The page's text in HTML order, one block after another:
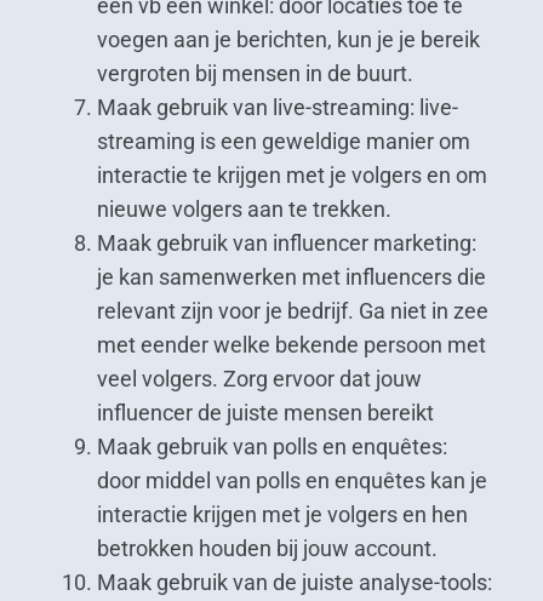
een vb een winkel: door locaties toe te
voegen aan je berichten, kun je je bereik
vergroten bij mensen in de buurt.
Maak gebruik van live-streaming: live-
streaming is een geweldige manier om
interactie te krijgen met je volgers en om
nieuwe volgers aan te trekken.
Maak gebruik van influencer marketing:
je kan samenwerken met influencers die
relevant zijn voor je bedrijf. Ga niet in zee
met eender welke bekende persoon met
veel volgers. Zorg ervoor dat jouw
influencer de juiste mensen bereikt
Maak gebruik van polls en enquêtes:
door middel van polls en enquêtes kan je
interactie krijgen met je volgers en hen
betrokken houden bij jouw account.
Maak gebruik van de juiste analyse-tools: